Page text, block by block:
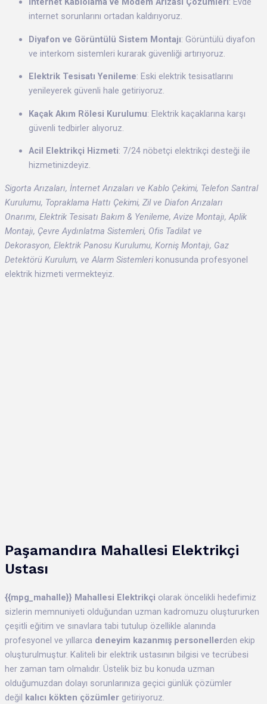
internet sorunlarını ortadan kaldırıyoruz.
Diyafon ve Görüntülü Sistem Montajı: Görüntülü diyafon
ve interkom sistemleri kurarak güvenliği artırıyoruz.
Elektrik Tesisatı Yenileme: Eski elektrik tesisatlarını
yenileyerek güvenli hale getiriyoruz.
Kaçak Akım Rölesi Kurulumu: Elektrik kaçaklarına karşı
güvenli tedbirler alıyoruz.
Acil Elektrikçi Hizmeti: 7/24 nöbetçi elektrikçi desteği ile
hizmetinizdeyiz.
Sigorta Arızaları, İnternet Arızaları ve Kablo Çekimi, Telefon Santral
Kurulumu, Topraklama Hattı Çekimi, Zil ve Diafon Arızaları
Onarımı, Elektrik Tesisatı Bakım & Yenileme, Avize Montajı, Aplik
Montajı, Çevre Aydınlatma Sistemleri, Ofis Tadilat ve
Dekorasyon, Elektrik Panosu Kurulumu, Korniş Montajı, Gaz
Detektörü Kurulum, ve Alarm Sistemlerikonusunda profesyonel
elektrik hizmeti vermekteyiz.
Paşamandıra Mahallesi Elektrikçi
Ustası
{{mpg_mahalle}} Mahallesi Elektrikçi olarak öncelikli hedefimiz
sizlerin memnuniyeti olduğundan uzman kadromuzu oluştururken
çeşitli eğitim ve sınavlara tabi tutulup özellikle alanında
profesyonel ve yıllarca deneyim kazanmış personellerden ekip
oluşturulmuştur. Kaliteli bir elektrik ustasının bilgisi ve tecrübesi
her zaman tam olmalıdır. Üstelik biz bu konuda uzman
olduğumuzdan dolayı sorunlarınıza geçici günlük çözümler
değil
kalıcı kökten çözümler getiriyoruz.